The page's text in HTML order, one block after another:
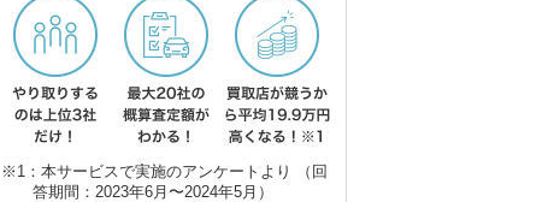
※1：本サービスで実施のアンケートより （回
答期間：2023年6月〜2024年5月）